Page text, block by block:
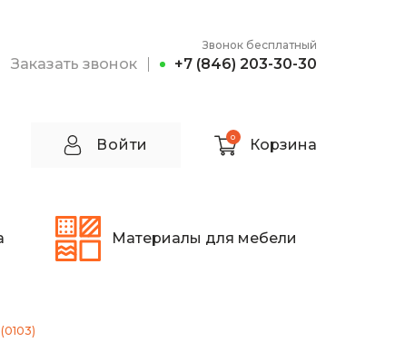
Заказать звонок
Звонок бесплатный
+7 (846) 203-30-30
Войти 0 Корзина
Материалы для мебели